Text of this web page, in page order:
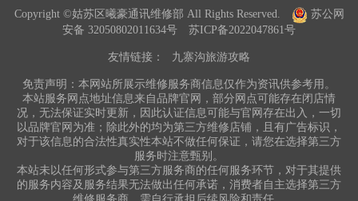
Copyright ©姑苏区曦豪通讯维修部 All Rights Reserved.
苏公网
安备 32050802011634号
苏ICP备2022047861号
友情链接： 九寨沟旅游攻略
免责声明：本网站所展示维修服务商信息仅作为资讯供参考用。
本站服务网点地址信息来自品牌官网，部分网点可能存在闭店情
况，无法保证实时更新，因此认证信息可能与官网存在出入，一切
以品牌官网为准；除此外的均为第三方维修店铺，且有广告标识，
对于该信息的合法性真实性本站不做任何保证，请您在选择第三方
服务时注意甄别。
本站未以任何形式参与第三方服务商的任何服务环节，对于其提供
的服务内容及服务结果无法做出任何承诺，消费者自主选择第三方